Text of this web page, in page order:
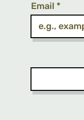
Email